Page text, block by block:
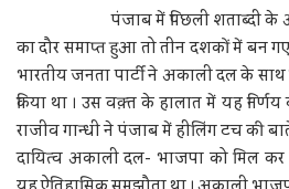
पंजाब में पिछली शताब्दी के
का दौर समाप्त हुआ तो तीन दशकों में बन
भारतीय जनता पार्टी ने अकाली दल के
किया था । उस वक़्त के हालात में यह निर्णय
राजीव गान्धी ने पंजाब में हीलिंग टच की
दायित्व अकाली दल- भाजपा को मिल